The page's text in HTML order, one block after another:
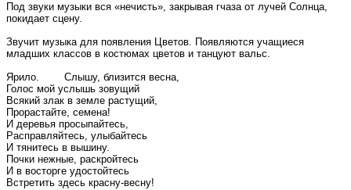
Под звуки музыки вся «нечисть», закрывая гчаза от лучей Солнца,
покидает сцену.
Звучит музыка для появления Цветов. Появляются учащиеся
младших классов в костюмах цветов и танцуют вальс.
Ярило. Слышу, близится весна,
Голос мой услышь зовущий
Всякий злак в земле растущий,
Прорастайте, семена!
И деревья просыпайтесь,
Расправляйтесь, улыбайтесь
И тянитесь в вышину.
Почки нежные, раскройтесь
И в восторге удостойтесь
Встретить здесь красну-весну!